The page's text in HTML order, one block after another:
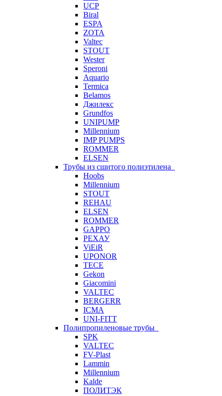
UCP
Biral
ESPA
ZOTA
Valtec
STOUT
Wester
Speroni
Aquario
Termica
Belamos
Джилекс
Grundfos
UNIPUMP
Millennium
IMP PUMPS
ROMMER
ELSEN
Трубы из сшитого полиэтилена
Hoobs
Millennium
STOUT
REHAU
ELSEN
ROMMER
GAPPO
РЕХАУ
ViEiR
UPONOR
TECE
Gekon
Giacomini
VALTEC
BERGERR
ICMA
UNI-FITT
Полипропиленовые трубы
SPK
VALTEC
FV-Plast
Lammin
Millennium
Kalde
ПОЛИТЭК